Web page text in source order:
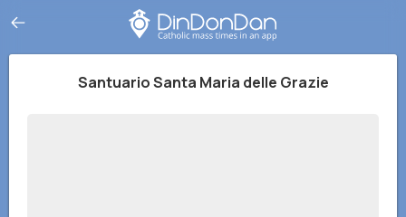
Santuario Santa Maria delle Grazie